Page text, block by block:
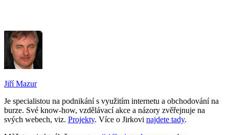
Jiří Mazur
Je specialistou na podnikání s využitím internetu a obchodování na
burze. Své know-how, vzdělávací akce a názory zvěřejnuje na
svých webech, viz. Projekty. Více o Jirkovi najdete tady.